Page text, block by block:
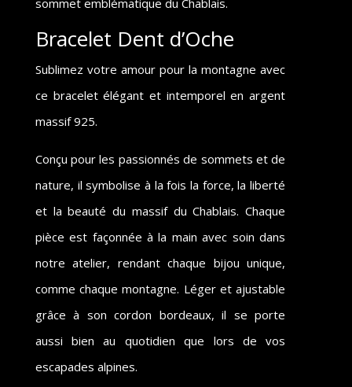
sommet emblématique du Chablais.
Bracelet Dent d’Oche
Sublimez votre amour pour la montagne avec
ce bracelet élégant et intemporel en argent
massif 925.
Conçu pour les passionnés de sommets et de
nature, il symbolise à la fois la force, la liberté
et la beauté du massif du Chablais. Chaque
pièce est façonnée à la main avec soin dans
notre atelier, rendant chaque bijou unique,
comme chaque montagne. Léger et ajustable
grâce à son cordon bordeaux, il se porte
aussi bien au quotidien que lors de vos
escapades alpines.